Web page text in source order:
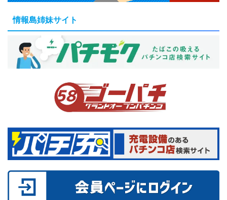
情報島姉妹サイト